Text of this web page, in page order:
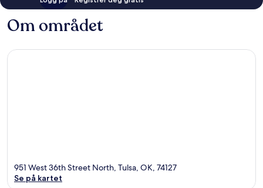
Om området
951 West 36th Street North, Tulsa, OK, 74127
Se på kartet